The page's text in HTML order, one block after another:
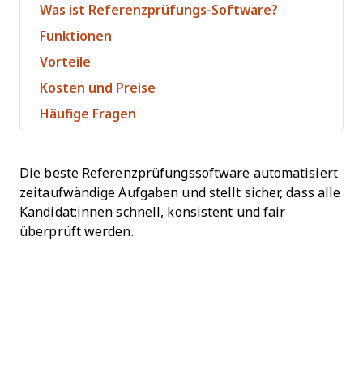
Was ist Referenzprüfungs-Software?
Funktionen
Vorteile
Kosten und Preise
Häufige Fragen
Die beste Referenzprüfungssoftware automatisiert
zeitaufwändige Aufgaben und stellt sicher, dass alle
Kandidat:innen schnell, konsistent und fair
überprüft werden.